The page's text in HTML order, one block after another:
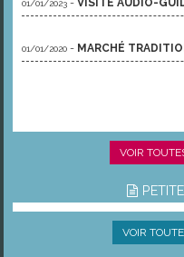
01/01/2023 -VISITE AUDIO-
01/01/2020 - MARCHÉ
VOIR
VOIR